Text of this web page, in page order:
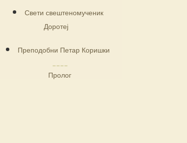
Свети свештеномученик
Доротеј
Преподобни Петар Коришки
Пролог